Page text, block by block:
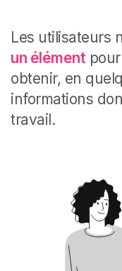
Les utilisateurs
un élémentpour
obtenir, en
informations
travail.